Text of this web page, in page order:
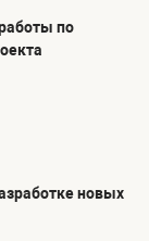
по
новых